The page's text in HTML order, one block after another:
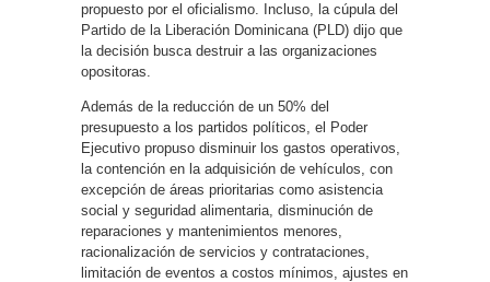
propuesto por el oficialismo. Incluso, la cúpula del
Partido de la Liberación Dominicana (PLD) dijo que
la decisión busca destruir a las organizaciones
opositoras.
Además de la reducción de un 50% del
presupuesto a los partidos políticos, el Poder
Ejecutivo propuso disminuir los gastos operativos,
la contención en la adquisición de vehículos, con
excepción de áreas prioritarias como asistencia
social y seguridad alimentaria, disminución de
reparaciones y mantenimientos menores,
racionalización de servicios y contrataciones,
limitación de eventos a costos mínimos, ajustes en